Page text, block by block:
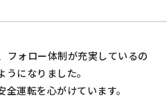
フォロー体制が充実しているの
になりました。
運転を心がけています。